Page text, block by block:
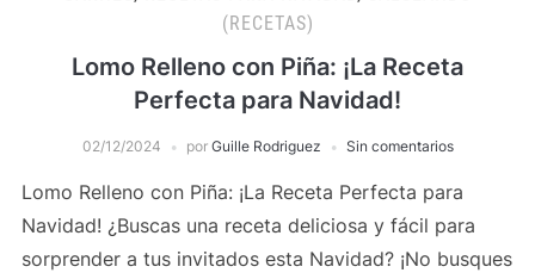
(RECETAS)
Lomo Relleno con Piña: ¡La Receta
Perfecta para Navidad!
02/12/2024 por Guille Rodriguez Sin comentarios
Lomo Relleno con Piña: ¡La Receta Perfecta para
Navidad! ¿Buscas una receta deliciosa y fácil para
sorprender a tus invitados esta Navidad? ¡No busques